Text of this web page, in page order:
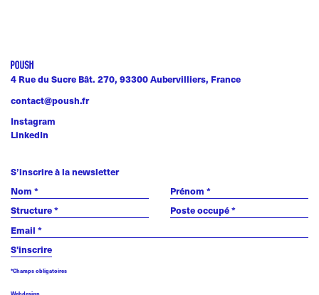
4 Rue du Sucre Bât. 270, 93300 Aubervilliers, France
contact@poush.fr
Instagram
LinkedIn
S’inscrire à la newsletter
*Champs obligatoires
Webdesign